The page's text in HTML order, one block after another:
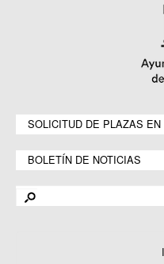
SOLICITUD DE PLAZAS
BOLETÍN DE NOTICIAS